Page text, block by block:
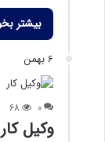
بیشتر
6 بهمن
0
68
وکیل